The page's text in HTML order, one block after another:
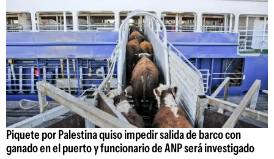
Piquete por Palestina quiso impedir salida de barco con
ganado en el puerto y funcionario de ANP será investigado